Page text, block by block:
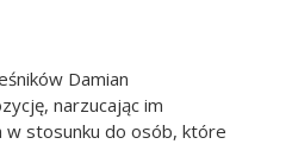
Damian
narzucając im
w stosunku do osób, które